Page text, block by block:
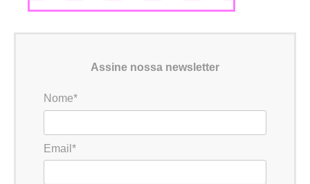
Assine nossa newsletter
Nome*
Email*